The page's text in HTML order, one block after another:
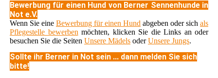
Bewerbung für einen Hund von Berner Sennenhunde in
Not e.V.
Wenn Sie eine Bewerbung für einen Hund abgeben oder sich als
Pflegestelle bewerben möchten, klicken Sie die Links an oder
besuchen Sie die Seiten Unsere Mädels oderUnsere Jungs.
Sollte ihr Berner in Not sein ... dann melden Sie sich
bitte!